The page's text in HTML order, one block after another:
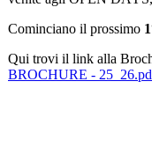
Cominciano il prossimo
Qui trovi il link alla
BROCHURE -